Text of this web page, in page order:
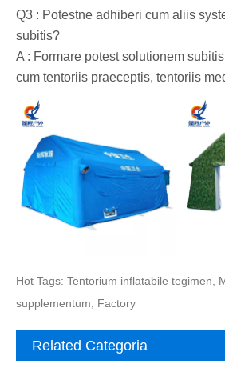
Q3 : Potestne adhiberi cum aliis
subitis?
A : Formare potest solutionem
cum tentoriis praeceptis, tentoriis
Hot Tags: Tentorium inflatabile tegimen,
supplementum, Factory
Related Categoria